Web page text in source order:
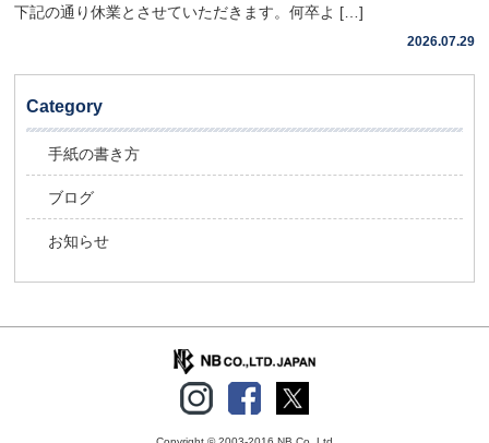
下記の通り休業とさせていただきます。何卒よ […]
2026.07.29
Category
手紙の書き方
ブログ
お知らせ